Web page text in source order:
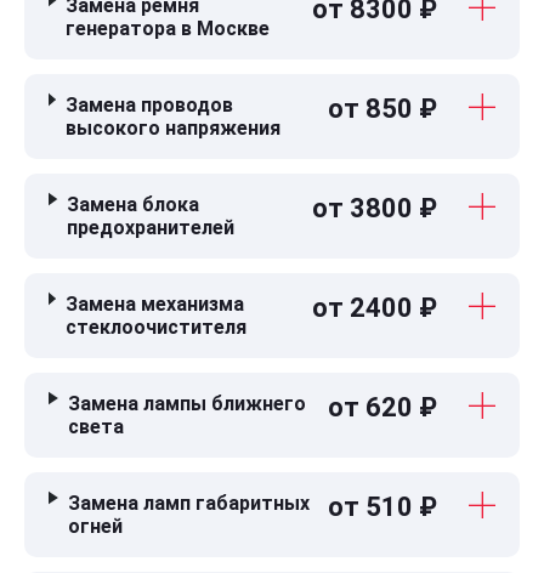
Замена ремня
генератора в Москве
от 8300 ₽
Замена проводов
высокого напряжения
от 850 ₽
Замена блока
предохранителей
от 3800 ₽
Замена механизма
стеклоочистителя
от 2400 ₽
Замена лампы ближнего
света
от 620 ₽
Замена ламп габаритных
огней
от 510 ₽